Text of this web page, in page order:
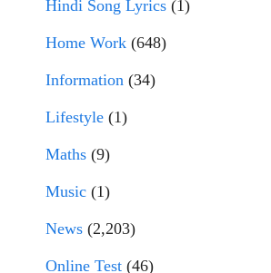
Hindi Song Lyrics (1)
Home Work (648)
Information (34)
Lifestyle (1)
Maths (9)
Music (1)
News (2,203)
Online Test (46)